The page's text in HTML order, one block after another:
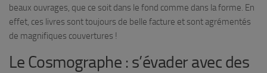
beaux ouvrages, que ce soit dans le fond comme dans la forme. En
effet, ces livres sont toujours de belle facture et sont agrémentés
de magnifiques couvertures !
Le Cosmographe : s’évader avec des